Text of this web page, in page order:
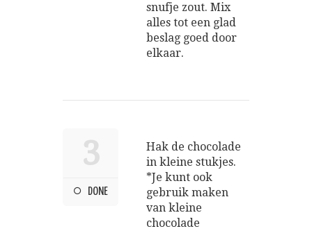
snufje zout. Mix
alles tot een glad
beslag goed door
elkaar.
3
DONE
Hak de chocolade
in kleine stukjes.
*Je kunt ook
gebruik maken
van kleine
chocolade